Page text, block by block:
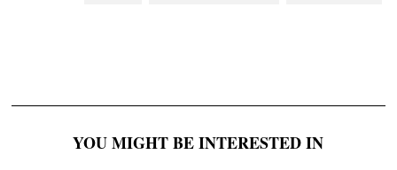
YOU MIGHT BE INTERESTED IN